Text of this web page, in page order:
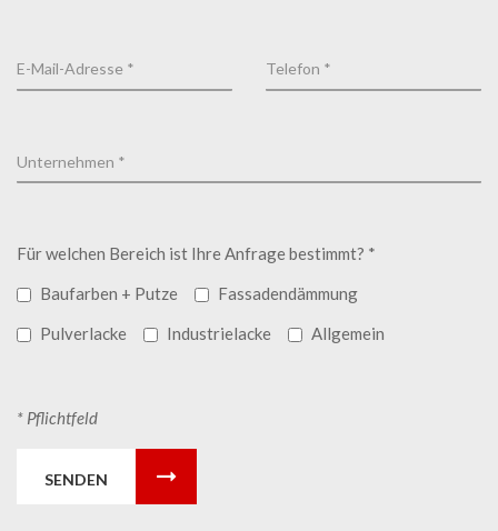
Für welchen Bereich ist Ihre Anfrage bestimmt? *
Baufarben + Putze
Fassadendämmung
Pulverlacke
Industrielacke Allgemein
* Pflichtfeld
SENDEN